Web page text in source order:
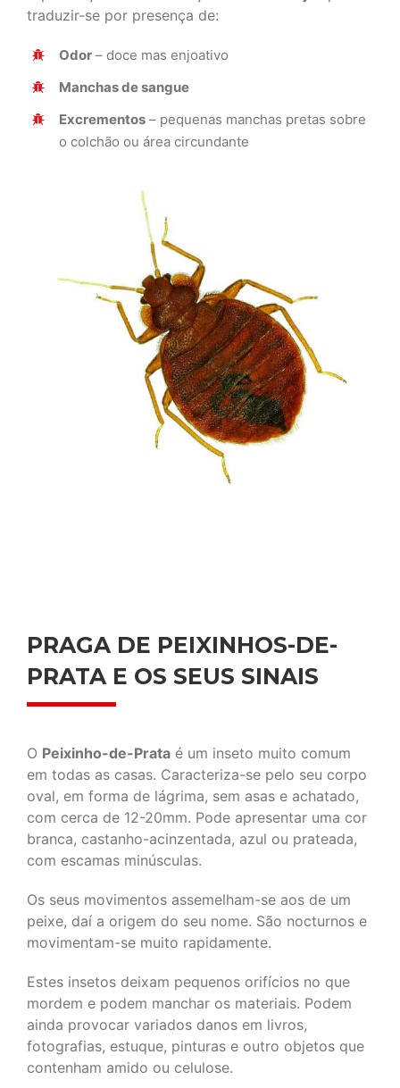
traduzir-se por presença de:
Odor – doce mas enjoativo
Manchas de sangue
Excrementos – pequenas manchas pretas sobre
o colchão ou área circundante
PRAGA DE PEIXINHOS-DE-
PRATA E OS SEUS SINAIS
O Peixinho-de-Prata é um inseto muito comum
em todas as casas. Caracteriza-se pelo seu corpo
oval, em forma de lágrima, sem asas e achatado,
com cerca de 12-20mm. Pode apresentar uma cor
branca, castanho-acinzentada, azul ou prateada,
com escamas minúsculas.
Os seus movimentos assemelham-se aos de um
peixe, daí a origem do seu nome. São nocturnos e
movimentam-se muito rapidamente.
Estes insetos deixam pequenos orifícios no que
mordem e podem manchar os materiais. Podem
ainda provocar variados danos em livros,
fotografias, estuque, pinturas e outro objetos que
contenham amido ou celulose.